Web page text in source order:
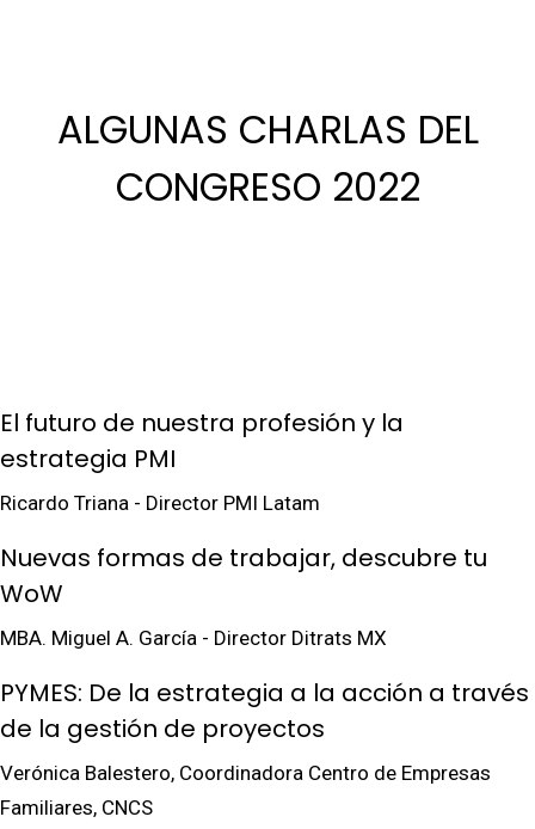
ALGUNAS CHARLAS DEL
CONGRESO 2022
El futuro de nuestra profesión y la
estrategia PMI
Ricardo Triana - Director PMI Latam
Nuevas formas de trabajar, descubre tu
WoW
MBA. Miguel A. García - Director Ditrats MX
PYMES: De la estrategia a la acción a través
de la gestión de proyectos
Verónica Balestero, Coordinadora Centro de Empresas
Familiares, CNCS